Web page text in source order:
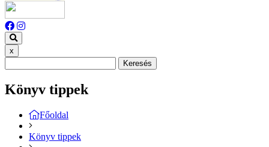
x
Keresés
Könyv tippek
Főoldal
Könyv tippek